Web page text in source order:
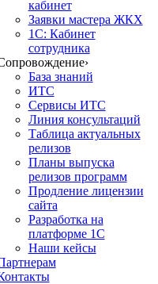
кабинет
Заявки мастера ЖКХ
1С: Кабинет
сотрудника
›
База знаний
ИТС
Сервисы ИТС
Линия консультаций
Таблица актуальных
релизов
Планы выпуска
релизов программ
Продление лицензии
сайта
Разработка на
платформе 1С
Наши кейсы